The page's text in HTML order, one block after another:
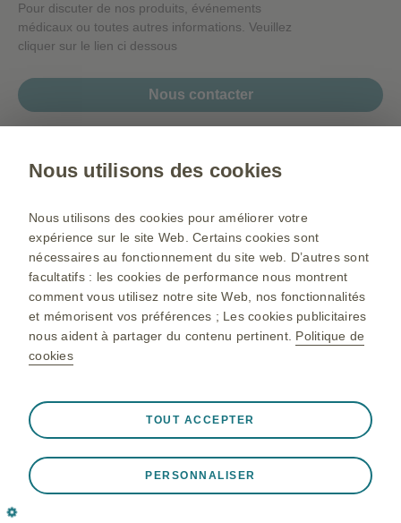
Pour discuter de nos produits, événements
médicaux ou toutes autres informations. Veuillez
cliquer sur le lien ci dessous
Nous contacter
Plan du site
Conditions d’utilisation
Déclaration de confidentialité
Politique de cookie
GlaxoSmithKline Maroc : N° 49-52 sis au 13ème étage de
l’immeuble Capital Tower sis Angle Boulevard Moulay Abdellah
Tél : +212 522 043 888, +212 522 480 002 Fax : +212 522 480
041
Nous utilisons des cookies
Nous utilisons des cookies pour améliorer votre
expérience sur le site Web. Certains cookies sont
nécessaires au fonctionnement du site web. D’autres sont
facultatifs : les cookies de performance nous montrent
comment vous utilisez notre site Web, nos fonctionnalités
et mémorisent vos préférences ; Les cookies publicitaires
nous aident à partager du contenu pertinent. Politique de
cookies
❮
le stockage des données de session lors d'une visite sur
le site, la gestion des préférences de cookies et de
PERSONNALISER
TOUT ACCEPTER